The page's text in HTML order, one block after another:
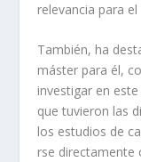
relevancia para
También, ha
máster para él,
investigar en
que tuvieron las
los estudios de
rse directamente